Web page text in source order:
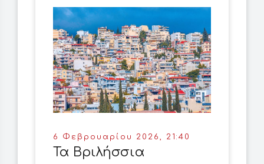
6 Φεβρουαρίου 2026, 21:40
Τα Βριλήσσια